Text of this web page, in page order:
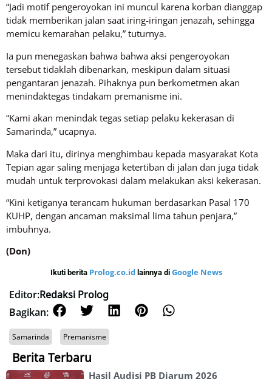
“Jadi motif pengeroyokan ini muncul karena korban dianggap
tidak memberikan jalan saat iring-iringan jenazah, sehingga
memicu kemarahan pelaku,” tuturnya.
Ia pun menegaskan bahwa bahwa aksi pengeroyokan
tersebut tidaklah dibenarkan, meskipun dalam situasi
pengantaran jenazah. Pihaknya pun berkometmen akan
menindaktegas tindakam premanisme ini.
“Kami akan menindak tegas setiap pelaku kekerasan di
Samarinda,” ucapnya.
Maka dari itu, dirinya menghimbau kepada masyarakat Kota
Tepian agar saling menjaga ketertiban di jalan dan juga tidak
mudah untuk terprovokasi dalam melakukan aksi kekerasan.
“Kini ketiganya terancam hukuman berdasarkan Pasal 170
KUHP, dengan ancaman maksimal lima tahun penjara,”
imbuhnya.
(Don)
Ikuti berita Prolog.co.id lainnya di Google News
Editor:Redaksi Prolog
Bagikan:
Samarinda Premanisme
Berita Terbaru
Hasil Audisi PB Djarum 2026